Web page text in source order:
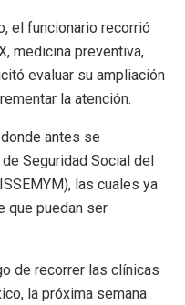
el funcionario recorrió
medicina preventiva,
evaluar su ampliación
la atención.
antes se
Seguridad Social del
las cuales ya
que puedan ser
de recorrer las clínicas
la próxima semana